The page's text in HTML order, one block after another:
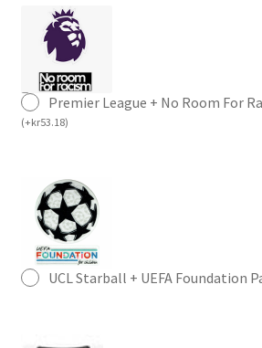
Premier League + No Room For
(+kr53.18)
UCL Starball + UEFA Foundation